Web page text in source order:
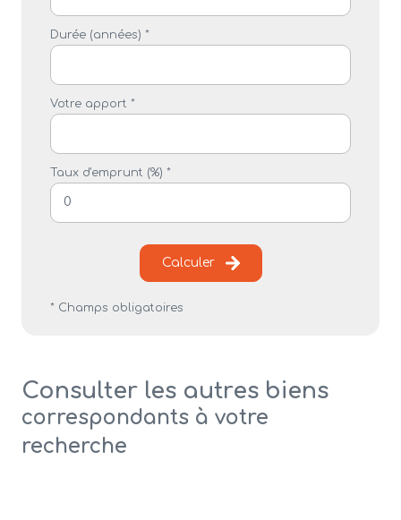
Durée (années) *
Votre apport *
Taux d'emprunt (%) *
Calculer
* Champs obligatoires
Consulter les autres biens
correspondants à votre
recherche